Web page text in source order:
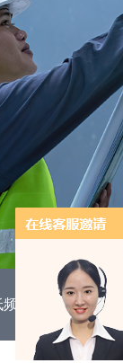
功能电机保护继